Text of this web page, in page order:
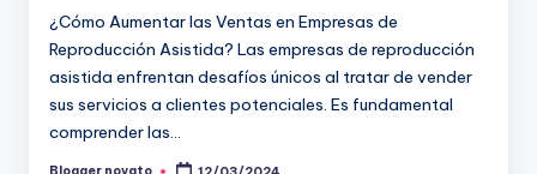
¿Cómo Aumentar las Ventas en Empresas de
Reproducción Asistida? Las empresas de reproducción
asistida enfrentan desafíos únicos al tratar de vender
sus servicios a clientes potenciales. Es fundamental
comprender las…
Blogger novato